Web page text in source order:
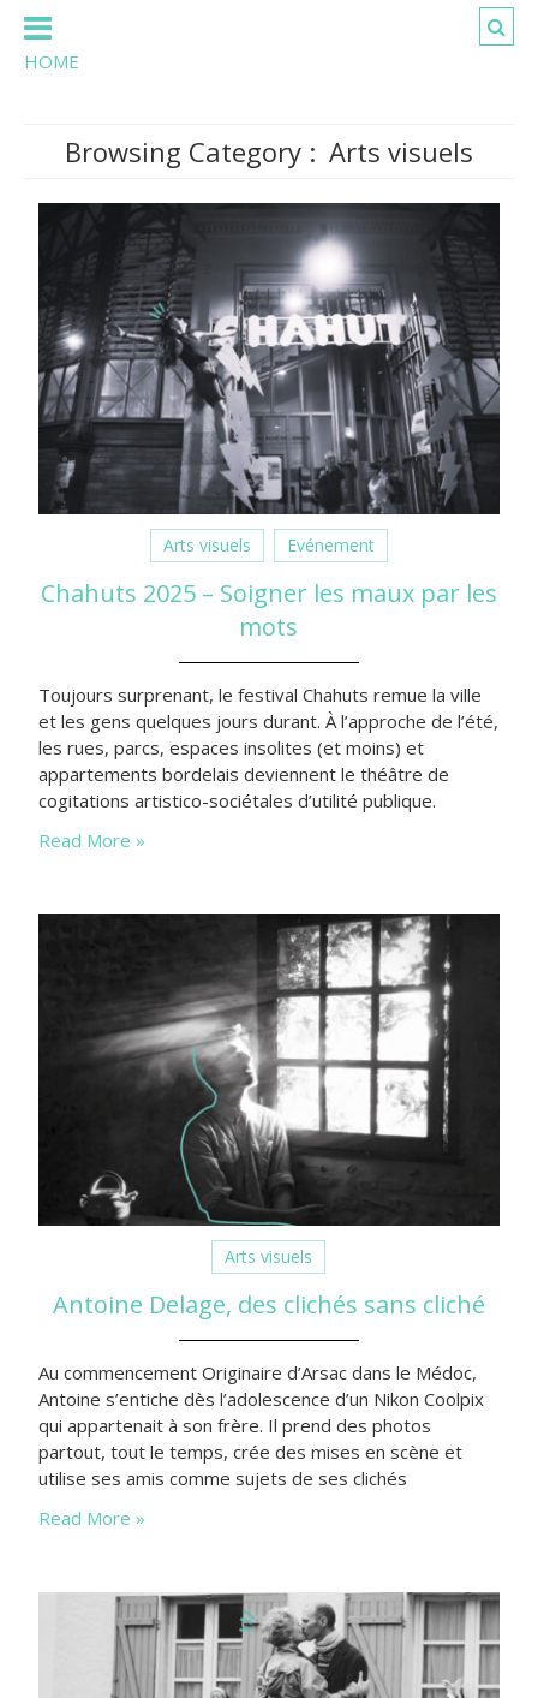
HOME
Browsing Category : Arts visuels
Arts visuels Evénement
Chahuts 2025 – Soigner les maux par les
mots
Toujours surprenant, le festival Chahuts remue la ville
et les gens quelques jours durant. À l’approche de l’été,
les rues, parcs, espaces insolites (et moins) et
appartements bordelais deviennent le théâtre de
cogitations artistico-sociétales d’utilité publique.
Read More »
Arts visuels
Antoine Delage, des clichés sans cliché
Au commencement Originaire d’Arsac dans le Médoc,
Antoine s’entiche dès l’adolescence d’un Nikon Coolpix
qui appartenait à son frère. Il prend des photos
partout, tout le temps, crée des mises en scène et
utilise ses amis comme sujets de ses clichés
du temps à créer des décors et des ambiances
Read More »